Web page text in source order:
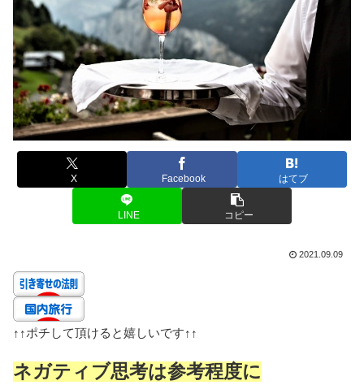
X Facebook はてブ
LINE コピー
2021.09.09
↑↑ポチして頂けると嬉しいです↑↑
ネガティブ思考は参考程度に